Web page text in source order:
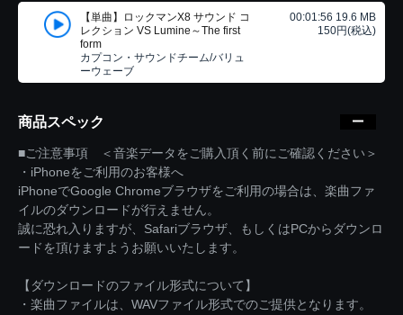
【単曲】ロックマンX8 サウンド コ
レクション VS Lumine～The first
form
カプコン・サウンドチーム/バリュ
ーウェーブ
00:01:56 19.6 MB
150円(税込)
商品スペック
■ご注意事項 ＜音楽データをご購入頂く前にご確認ください＞
・iPhoneをご利用のお客様へ
iPhoneでGoogle Chromeブラウザをご利用の場合は、楽曲ファ
イルのダウンロードが行えません。
誠に恐れ入りますが、Safariブラウザ、もしくはPCからダウンロ
ードを頂けますようお願いいたします。
【ダウンロードのファイル形式について】
・楽曲ファイルは、WAVファイル形式でのご提供となります。